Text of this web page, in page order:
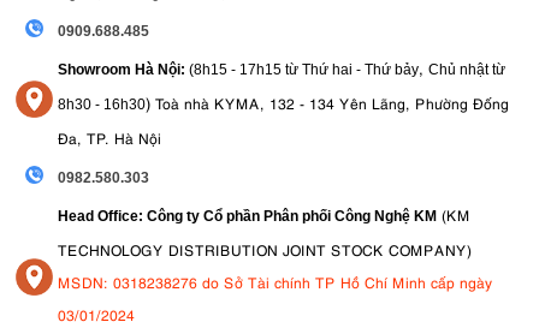
0909.688.485
Showroom Hà Nội: (8h15 - 17h15 từ Thứ hai - Thứ bảy, Chủ nhật từ
8h30 - 16h30) Toà nhà KYMA, 132 - 134 Yên Lãng, Phường Đống
Đa, TP. Hà Nội
0982.580.303
Head Office: Công ty Cổ phần Phân phối Công Nghệ KM (KM
TECHNOLOGY DISTRIBUTION JOINT STOCK COMPANY)
MSDN: 0318238276 do Sở Tài chính TP Hồ Chí Minh cấp ngày
03/01/2024